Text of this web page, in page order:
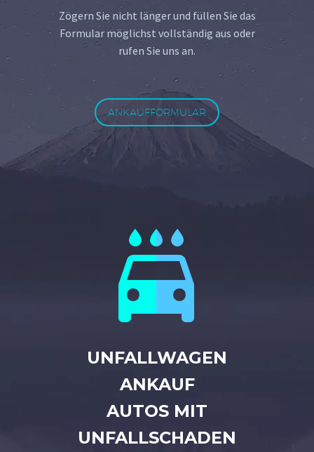
Zögern Sie nicht länger und füllen Sie das
Formular möglichst vollständig aus oder
rufen Sie uns an.
ANKAUFFORMULAR


UNFALLWAGEN
ANKAUF
AUTOS MIT
UNFALLSCHADEN